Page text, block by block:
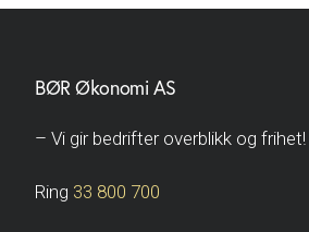
BØR Økonomi AS
– Vi gir bedrifter overblikk og frihet!
Ring 33 800 700